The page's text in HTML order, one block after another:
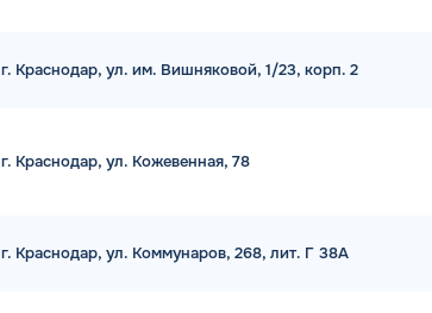
г. Краснодар, ул. им. Вишняковой, 1/23, корп. 2
г. Краснодар, ул. Кожевенная, 78
г. Краснодар, ул. Коммунаров, 268, лит. Г 38А